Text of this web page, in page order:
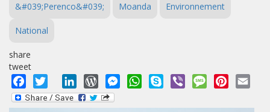
&#039;Perenco&#039; Moanda Environnement
National
share
tweet
Facebook
Twitter LinkedInWordPressMessengerWhatsApp
Skype Viber MessagePinterest